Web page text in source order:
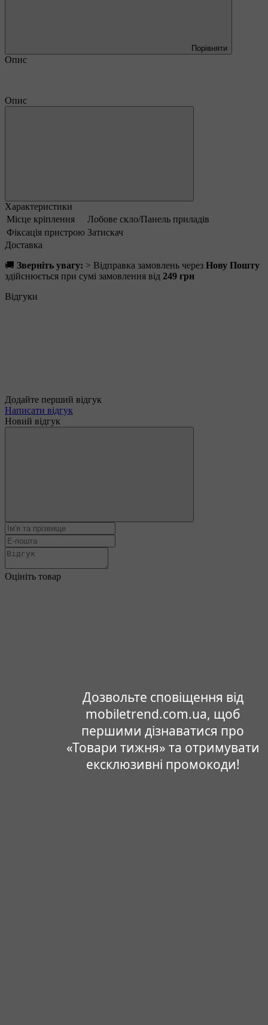
Дозвольте сповіщення від
mobiletrend.com.ua, щоб
першими дізнаватися про
«Товари тижня» та отримувати
ексклюзивні промокоди!
Порівняти
Опис
Опис
Характеристики
Місце кріплення
Лобове скло/Панель приладів
Фіксація пристрою Затискач
Доставка
🚚 Зверніть увагу: > Відправка замовлень через Нову Пошту
здійснюється при сумі замовлення від 249 грн
Відгуки
Додайте перший відгук
Написати відгук
Новий відгук
Оцініть товар